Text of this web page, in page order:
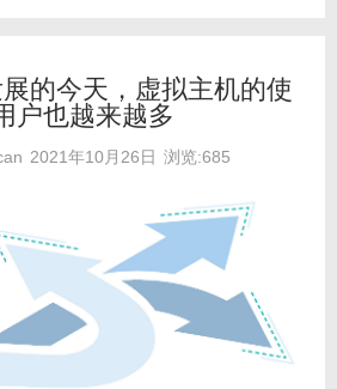
的今天，虚拟主机的使
户也越来越多
2021年10月26日 浏览:685